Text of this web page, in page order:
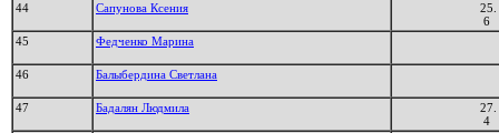
44 Сапунова Ксения
25.
6
45
Федченко Марина
46 Балыбердина Светлана
47 Бадалян Людмила
27.
4